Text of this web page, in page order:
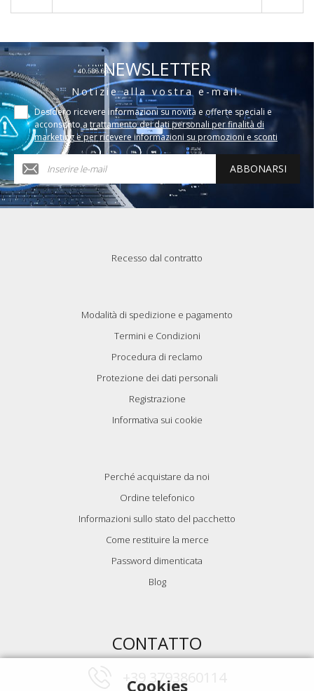
NEWSLETTER
Notizie alla vostra e-mail.
Desidero ricevere informazioni su novità e offerte speciali e
acconsento a trattamento dei dati personali per finalità di
marketing e per ricevere informazioni su promozioni e sconti
ABBONARSI
Recesso dal contratto
Modalità di spedizione e pagamento
Termini e Condizioni
Procedura di reclamo
Protezione dei dati personali
Registrazione
Informativa sui cookie
Perché acquistare da noi
Ordine telefonico
Informazioni sullo stato del pacchetto
Come restituire la merce
Password dimenticata
Blog
CONTATTO
+39 3793860114
Cookies